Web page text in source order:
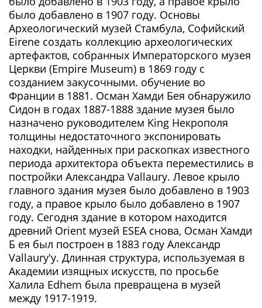
было добавлено в 1907 году. Основы
Археологический музей Стамбула, Софийский
Eirene создать коллекцию археологических
артефактов, собранных Императорского музея
Церкви (Empire Museum) в 1869 году с
созданием закусочными. обучение во
Франции в 1881. Осман Хамди Бея обнаружило
Сидон в годах 1887-1888 здание музея было
назначено руководителем King Некрополя
толщины недостаточного экспонировать
находки, найденных при раскопках известного
периода архитектора объекта переместились в
постройки Александра Vallaury. Левое крыло
главного здания музея было добавлено в 1903
году, а правое крыло было добавлено в 1907
году. Сегодня здание в котором находится
древний Orient музей ESEA снова, Осман Хамди
Б ея был построен в 1883 году Александр
Vallaury'y. Длинная структура, используемая в
Академии изящных искусств, по просьбе
Халила Edhem была превращена в музей
между 1917-1919.